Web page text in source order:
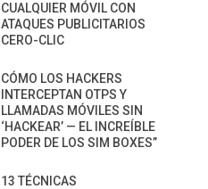
CUALQUIER MÓVIL CON
ATAQUES PUBLICITARIOS
CERO-CLIC
CÓMO LOS HACKERS
INTERCEPTAN OTPS Y
LLAMADAS MÓVILES SIN
‘HACKEAR’ — EL INCREÍBLE
PODER DE LOS SIM BOXES”
13 TÉCNICAS